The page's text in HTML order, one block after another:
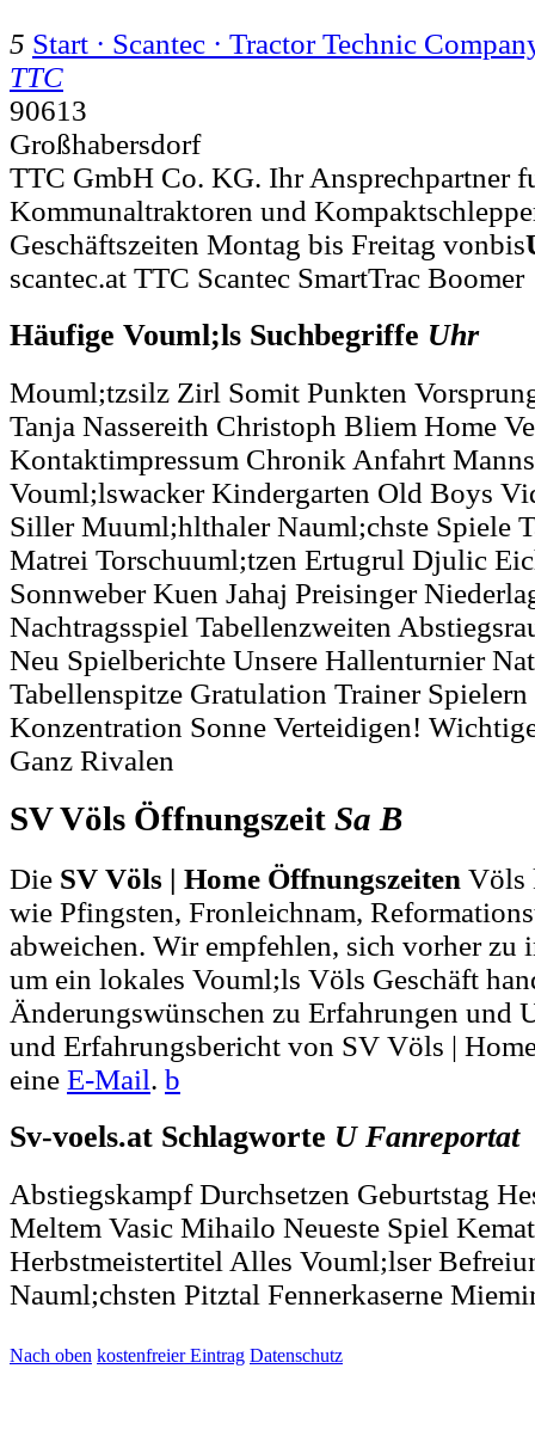
5 Start · Scantec · Tractor Technic
TTC
90613
Großhabersdorf
TTC GmbH Co. KG. Ihr Ansprechpartner
Kommunaltraktoren und
Geschäftszeiten Montag bis Freitag vonbis
scantec.at TTC Scantec SmartTrac Boomer
Häufige Vouml;ls Suchbegriffe Uhr
Mouml;tzsilz Zirl Somit Punkten
Tanja Nassereith Christoph Bliem Home
Kontaktimpressum Chronik Anfahrt
Vouml;lswacker Kindergarten Old Boys
Siller Muuml;hlthaler Nauml;chste Spiele
Matrei Torschuuml;tzen Ertugrul Djulic
Sonnweber Kuen Jahaj Preisinger
Nachtragsspiel Tabellenzweiten
Neu Spielberichte Unsere Hallenturnier
Tabellenspitze Gratulation Trainer
Konzentration Sonne Verteidigen!
Ganz Rivalen
SV Völs Öffnungszeit Sa B
Die SV Völs | Home Öffnungszeiten Völs
wie Pfingsten, Fronleichnam,
abweichen. Wir empfehlen, sich vorher zu
um ein lokales Vouml;ls Völs Geschäft
Änderungswünschen zu Erfahrungen und
und Erfahrungsbericht von SV Völs |
eine E-Mail. b
Sv-voels.at Schlagworte U Fanreportat
Abstiegskampf Durchsetzen Geburtstag
Meltem Vasic Mihailo Neueste Spiel
Herbstmeistertitel Alles Vouml;lser
Nauml;chsten Pitztal Fennerkaserne
Nach oben kostenfreier Eintrag Datenschutz